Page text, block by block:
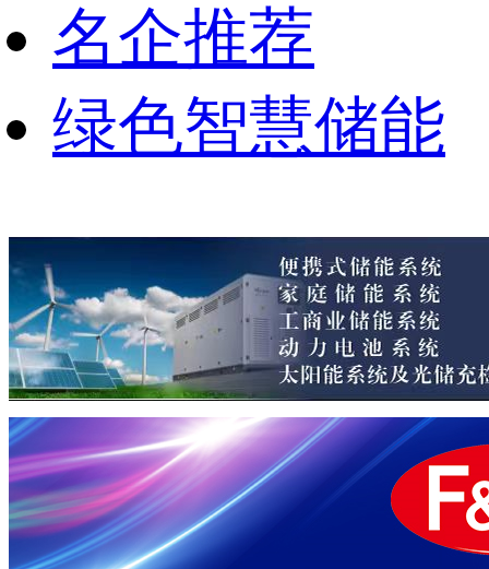
名企推荐
绿色智慧储能